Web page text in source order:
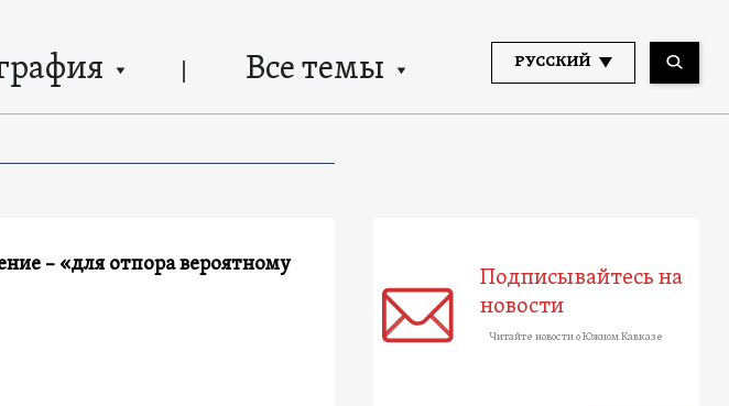
Все темы РУССКИЙ
– «для отпора вероятному
Подписывайтесь на
новости
Читайте новости о Южном Кавказе